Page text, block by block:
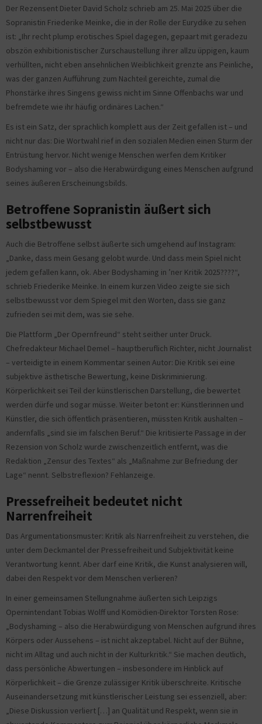
Der Rezensent Dieter David Scholz schrieb am 25. Mai 2025 über die
Sopranistin Friederike Meinke, die in der Rolle der Eurydike zu sehen
ist: „Ihr recht plump erotisches Spiel dagegen, gepaart mit geradezu
obszön exhibitionistischer Zurschaustellung ihrer allzu üppigen, kaum
verhüllten, nicht eben ansehnlichen Weiblichkeit grenzte ans Peinliche,
was der ganzen Aufführung zum Nachteil gereichte, zumal die
Phonstärke ihres Singens gewiss nicht im Sinne Offenbachs war und
befremdete wie ihr häufig ordinäres Lachen.“
Es ist ein Satz, der sprachlich komplett aus der Zeit gefallen ist – und
nicht nur das: Die Wortwahl rief in den sozialen Medien einen Sturm der
Entrüstung hervor. Nicht wenige Menschen werfen dem Kritiker
Bodyshaming vor – also die Herabwürdigung eines Menschen aufgrund
seines äußeren Erscheinungsbilds.
Betroffene Sopranistin äußert sich
selbstbewusst
Auch die Betroffene selbst äußerte sich umgehend auf Instagram:
„Danke, dass mein Gesang gelobt wurde. Und dass mein Spiel nicht
jedem gefallen kann, ok. Aber Bodyshaming in ’ner Kritik 2025????“,
schrieb Friederike Meinke. In einem kurzen Video zeigte sie sich
selbstbewusst vor dem Spiegel mit den Worten, dass sie ganz
zufrieden sei mit dem, was sie sehe.
Die Plattform „Der Opernfreund“ steht seither unter Druck.
Chefredakteur Michael Demel – hauptberuflich Richter, nicht Journalist
– verteidigte in einem Kommentar seinen Autor: Die Kritik sei eine
subjektive ästhetische Bewertung, keine Diskriminierung.
Körperlichkeit sei Teil der künstlerischen Darstellung, die bewertet
werden dürfe und sogar müsse. Weiter betont er: Künstlerinnen und
Künstler, die sich öffentlich präsentieren, müssten Kritik aushalten –
andernfalls „sind sie im falschen Beruf.“ Die kritisierte Passage in der
Rezension von Scholz wurde zwischenzeitlich entfernt, was die
Redaktion „Zensur des Textes“ als „Maßnahme zur Befriedung der
Lage“ nennt. Selbstreflexion? Fehlanzeige.
Pressefreiheit bedeutet nicht
Narrenfreiheit
Das Argumentationsmuster: Kritik als Narrenfreiheit zu verstehen, die
unter dem Deckmantel der Pressefreiheit und Subjektivität keine
Verantwortung kennt. Aber darf eine Kritik, die Kunst analysieren will,
dabei den Respekt vor dem Menschen verlieren?
In einer gemeinsamen Stellungnahme äußerten sich Leipzigs
Opernintendant Tobias Wolff und Komödien-Direktor Torsten Rose:
„Bodyshaming – also die Herabwürdigung von Menschen aufgrund ihres
Körpers oder Aussehens – ist nicht akzeptabel. Nicht auf der Bühne,
nicht im Alltag und auch nicht in der Kulturkritik.“ Sie machen deutlich,
dass persönliche Abwertungen – insbesondere im Hinblick auf
Körperlichkeit – die Grenze zulässiger Kritik überschreite. Kritische
Auseinandersetzung mit künstlerischer Leistung sei essenziell, aber:
„Diese Diskussion verliert […] an Qualität und Respekt, wenn sie in